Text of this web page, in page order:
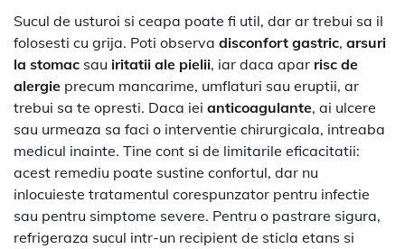
Sucul de usturoi si ceapa poate fi util, dar ar trebui sa il
folosesti cu grija. Poti observa disconfort gastric, arsuri
la stomac sau iritatii ale pielii, iar daca apar risc de
alergie precum mancarime, umflaturi sau eruptii, ar
trebui sa te opresti. Daca iei anticoagulante, ai ulcere
sau urmeaza sa faci o interventie chirurgicala, intreaba
medicul inainte. Tine cont si de limitarile eficacitatii:
acest remediu poate sustine confortul, dar nu
inlocuieste tratamentul corespunzator pentru infectie
sau pentru simptome severe. Pentru o pastrare sigura,
refrigeraza sucul intr-un recipient de sticla etans si